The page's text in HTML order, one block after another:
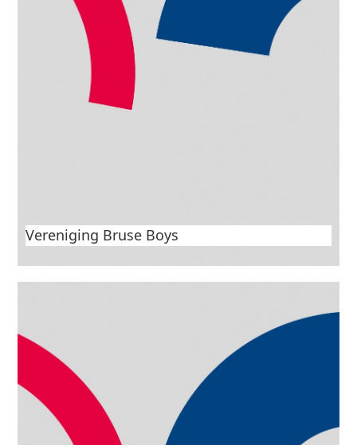
Vereniging Bruse Boys
Speeltuin op sportcomplex Volharding